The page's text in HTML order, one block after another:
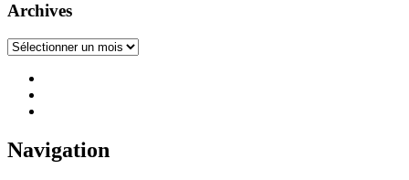
Archives
Archives
Navigation